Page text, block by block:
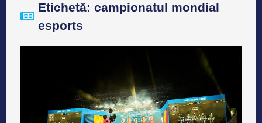
Etichetă: campionatul mondial
esports